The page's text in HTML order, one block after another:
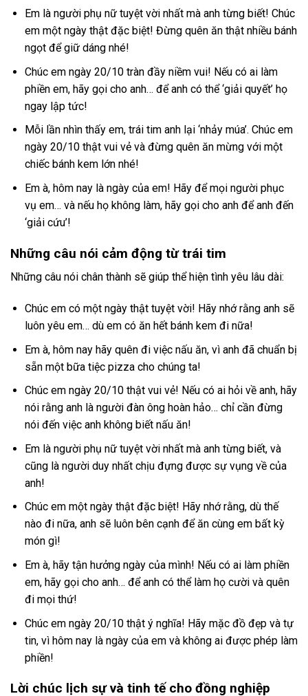
Em là người phụ nữ tuyệt vời nhất mà anh từng biết! Chúc
em một ngày thật đặc biệt! Đừng quên ăn thật nhiều bánh
ngọt để giữ dáng nhé!
Chúc em ngày 20/10 tràn đầy niềm vui! Nếu có ai làm
phiền em, hãy gọi cho anh… để anh có thể ‘giải quyết’ họ
ngay lập tức!
Mỗi lần nhìn thấy em, trái tim anh lại ‘nhảy múa’. Chúc em
ngày 20/10 thật vui vẻ và đừng quên ăn mừng với một
chiếc bánh kem lớn nhé!
Em à, hôm nay là ngày của em! Hãy để mọi người phục
vụ em… và nếu họ không làm, hãy gọi cho anh để anh đến
‘giải cứu’!
Những câu nói cảm động từ trái tim
Những câu nói chân thành sẽ giúp thể hiện tình yêu lâu dài:
Chúc em có một ngày thật tuyệt vời! Hãy nhớ rằng anh sẽ
luôn yêu em… dù em có ăn hết bánh kem đi nữa!
Em à, hôm nay hãy quên đi việc nấu ăn, vì anh đã chuẩn bị
sẵn một bữa tiệc pizza cho chúng ta!
Chúc em ngày 20/10 thật vui vẻ! Nếu có ai hỏi về anh, hãy
nói rằng anh là người đàn ông hoàn hảo… chỉ cần đừng
nói đến việc anh không biết nấu ăn!
Em là người phụ nữ tuyệt vời nhất mà anh từng biết, và
cũng là người duy nhất chịu đựng được sự vụng về của
anh!
Chúc em một ngày thật đặc biệt! Hãy nhớ rằng, dù thế
nào đi nữa, anh sẽ luôn bên cạnh để ăn cùng em bất kỳ
món gì!
Em à, hãy tận hưởng ngày của mình! Nếu có ai làm phiền
em, hãy gọi cho anh… để anh có thể làm họ cười và quên
đi mọi thứ!
Chúc em ngày 20/10 thật ý nghĩa! Hãy mặc đồ đẹp và tự
tin, vì hôm nay là ngày của em và không ai được phép làm
phiền!
Lời chúc lịch sự và tinh tế cho đồng nghiệp